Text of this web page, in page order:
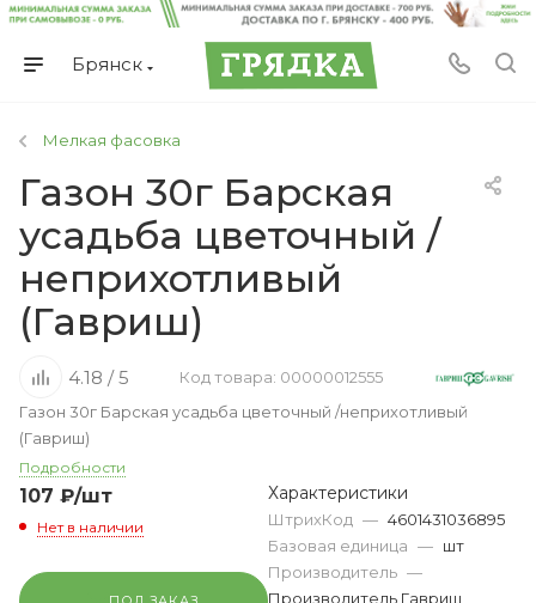
Брянск
Мелкая фасовка
Газон 30г Барская
усадьба цветочный /
неприхотливый
(Гавриш)
4.18 / 5
Код товара: 00000012555
Газон 30г Барская усадьба цветочный /неприхотливый
(Гавриш)
Подробности
107 ₽/шт
Нет в наличии
Характеристики
ШтрихКод — 4601431036895
Базовая единица — шт
Производитель —
Производитель Гавриш